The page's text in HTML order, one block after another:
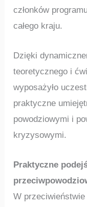
członków
całego kraju.
Dzięki
teoretycznego i
wyposażyło
praktyczne
powodziowymi i
kryzysowymi.
Praktyczne
W